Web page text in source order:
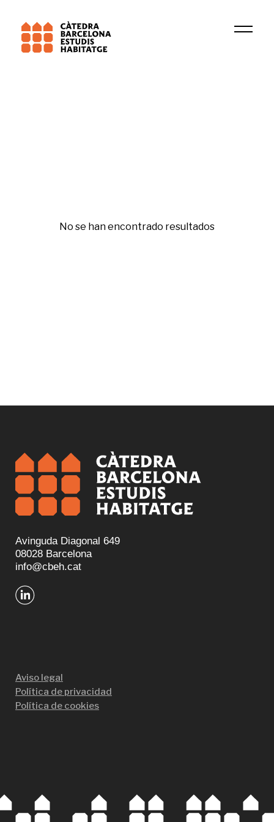
No se han encontrado resultados
Avinguda Diagonal 649
08028 Barcelona
info@cbeh.cat
Aviso legal
Política de privacidad
Política de cookies